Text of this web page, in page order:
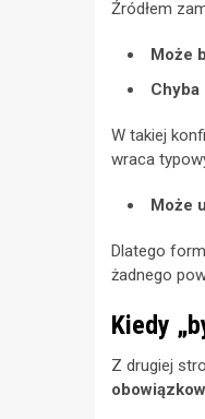
Źródłem
Może
Chyba
W takiej
wraca
Może
Dlatego
żadnego
Kiedy
Z drugiej